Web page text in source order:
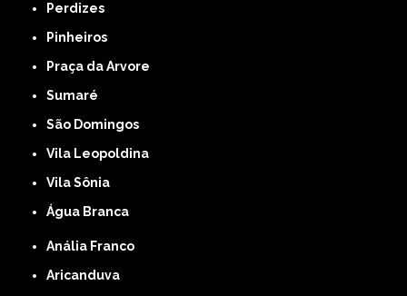
Perdizes
Pinheiros
Praça da Arvore
Sumaré
São Domingos
Vila Leopoldina
Vila Sônia
Água Branca
Anália Franco
Aricanduva